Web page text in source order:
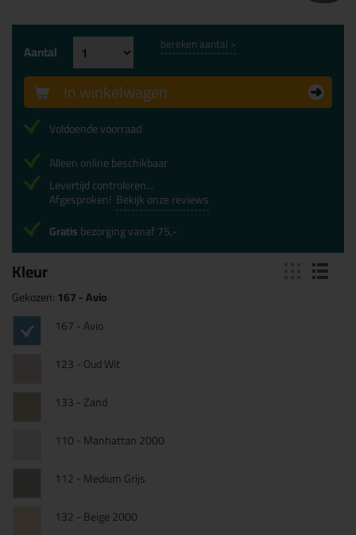
Kleur
Gekozen:167 - Avio
167 - Avio
123 - Oud Wit
133 - Zand
110 - Manhattan 2000
112 - Medium Grijs
132 - Beige 2000
Aantal bereken aantal >
In winkelwagen
Voldoende voorraad
Alleen online beschikbaar
Levertijd controleren...
Afgesproken! Bekijk onze reviews
Gratisbezorging vanaf 75,-